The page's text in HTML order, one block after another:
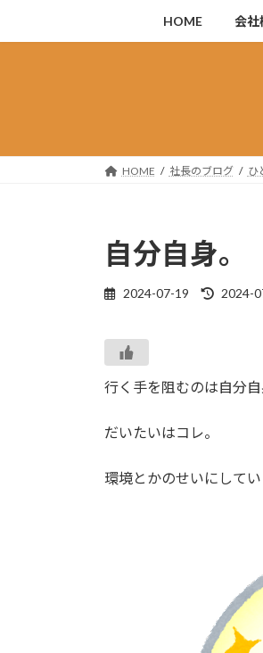
キ
に
HOME 会社
HOME 社長のブログ ひ
自分自身。
2024-07-19
最
時
:
2024-
行く手を阻むのは自分自
だいたいはコレ。
環境とかのせいにして